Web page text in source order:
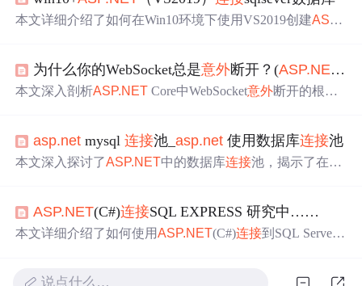
本文详细介绍了如何在Win10环境下使用VS2019创建ASP.
用以及在ASP.NET中建立数据库连接。最后通过示例代码
展示了成功从数据库获取数据的过程。
为什么你的WebSocket总是意外断开？(ASP.NET
本文深入剖析ASP.NET Core中WebSocket意外断开的根本
与日志追踪方法，提供从底层到应用层的完整稳定性优化
方案。
asp.net mysql连接池_asp.net 使用数据库连接池
本文深入探讨了ASP.NET中的数据库连接池，揭示了在一
地管理和关闭ADO.NET连接 池，以及缓存策略对性能的影
响。同时，提到了不同级别的缓存（如线程级、应用程序
ASP.NET(C#)连接SQL EXPRESS 研究中……
本文详细介绍了如何使用ASP.NET(C#)连接到SQL Server
说点什么…